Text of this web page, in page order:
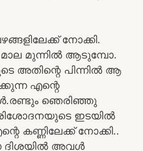
നോക്കി.
മാല മുന്നിൽ ആടുമ്പോ.
അതിന്റെ പിന്നിൽ ആ
എന്റെ
ഞെരിഞ്ഞു
ഇടയിൽ
കണ്ണിലേക്ക് നോക്കി..
ദിശയിൽ അവൾ